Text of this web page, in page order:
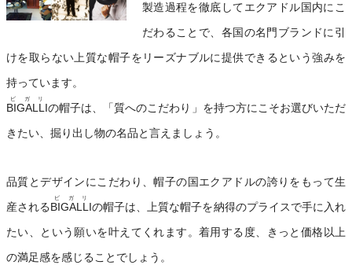
製造過程を徹底してエクアドル国内にこ
だわることで、各国の名門ブランドに引
けを取らない上質な帽子をリーズナブルに提供できるという強みを
持っています。
BIGALLI
ビガリ
の帽子は、「質へのこだわり」を持つ方にこそお選びいただ
きたい、掘り出し物の名品と言えましょう。
品質とデザインにこだわり、帽子の国エクアドルの誇りをもって生
産されるBIGALLI
ビガリ
の帽子は、上質な帽子を納得のプライスで手に入れ
たい、という願いを叶えてくれます。着用する度、きっと価格以上
の満足感を感じることでしょう。